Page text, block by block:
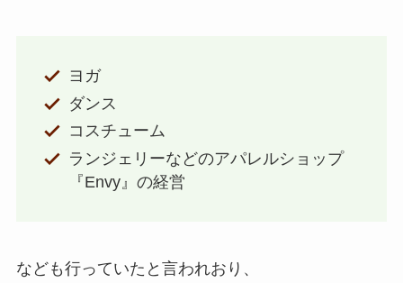
ヨガ
ダンス
コスチューム
ランジェリーなどのアパレルショップ
『Envy』の経営
なども行っていたと言われおり、